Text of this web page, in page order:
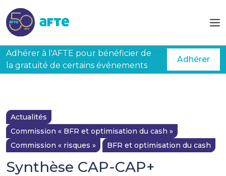
Adhérer à l'AFTE pour bénéficier de
la gratuité de certains événements
Adhérer
Actualités
Commission « BFR et optimisation du cash »
Commission « risques »
BFR et optimisation du cash
Synthèse CAP-CAP+